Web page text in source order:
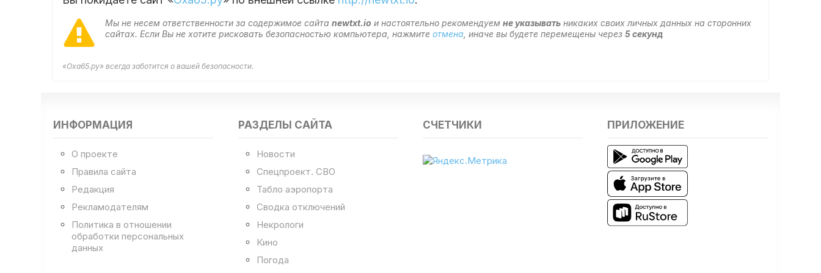
Мы не несем ответственности за содержимое сайтаnewtxt.io и настоятельно рекомендуемне указывать никаких своих личных данных на сторонних
сайтах. Если Вы не хотите рисковать безопасностью компьютера, нажмитеотмена , иначе вы будете перемещены через5секунд
«Оха65.ру» всегда заботится о вашей безопасности.
ИНФОРМАЦИЯ
О проекте
Правила сайта
Редакция
Рекламодателям
Политика в отношении
обработки персональных
данных
РАЗДЕЛЫ САЙТА
Новости
Спецпроект. СВО
Табло аэропорта
Сводка отключений
Некрологи
Кино
Погода
СЧЕТЧИКИ ПРИЛОЖЕНИЕ